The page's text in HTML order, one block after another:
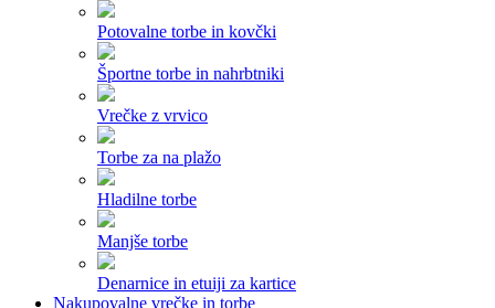
Potovalne torbe in kovčki
Športne torbe in nahrbtniki
Vrečke z vrvico
Torbe za na plažo
Hladilne torbe
Manjše torbe
Denarnice in etuiji za kartice
Nakupovalne vrečke in torbe